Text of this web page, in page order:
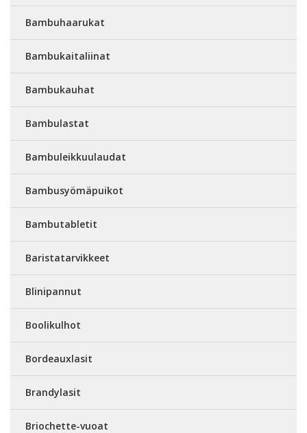
Bambuhaarukat
Bambukaitaliinat
Bambukauhat
Bambulastat
Bambuleikkuulaudat
Bambusyömäpuikot
Bambutabletit
Baristatarvikkeet
Blinipannut
Boolikulhot
Bordeauxlasit
Brandylasit
Briochette-vuoat